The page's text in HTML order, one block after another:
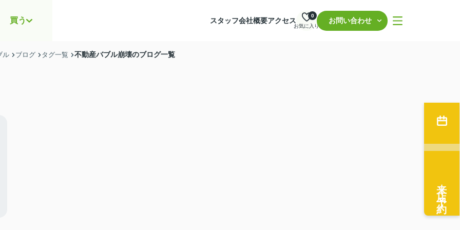
買う スタッフ会社概要アクセス
お気に入り
0
お問い合わせ
ル ブログ タグ一覧 不動産バブル崩壊のブログ一覧
来店予約